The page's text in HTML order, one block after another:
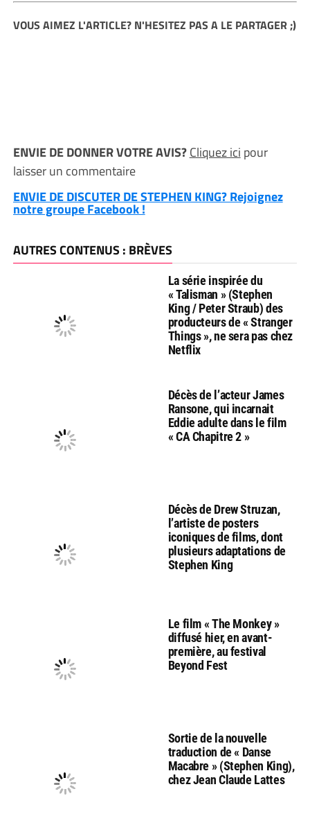
VOUS AIMEZ L'ARTICLE? N'HESITEZ PAS A LE PARTAGER ;)
ENVIE DE DONNER VOTRE AVIS?Cliquez ici pour
laisser un commentaire
ENVIE DE DISCUTER DE STEPHEN KING? Rejoignez
notre groupe Facebook !
AUTRES CONTENUS : BRÈVES
La série inspirée du
« Talisman » (Stephen
King / Peter Straub) des
producteurs de « Stranger
Things », ne sera pas chez
Netflix
Décès de l’acteur James
Ransone, qui incarnait
Eddie adulte dans le film
« CA Chapitre 2 »
Décès de Drew Struzan,
l’artiste de posters
iconiques de films, dont
plusieurs adaptations de
Stephen King
Le film « The Monkey »
diffusé hier, en avant-
première, au festival
Beyond Fest
Sortie de la nouvelle
traduction de « Danse
Macabre » (Stephen King),
chez Jean Claude Lattes